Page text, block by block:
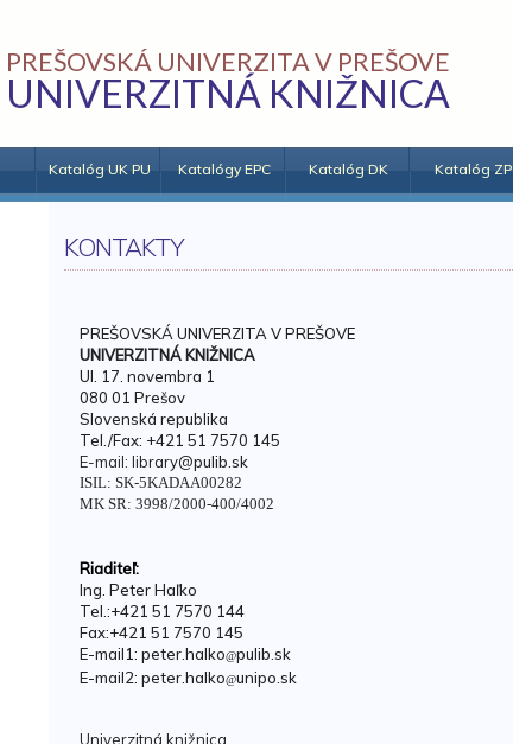
PREŠOVSKÁ UNIVERZITA V PREŠOVE
UNIVERZITNÁ KNIŽNICA
Katalóg UK PU Katalógy EPC Katalóg DK Katalóg ZP
KONTAKTY
PREŠOVSKÁ UNIVERZITA V PREŠOVE
UNIVERZITNÁ KNIŽNICA
Ul. 17. novembra 1
080 01 Prešov
Slovenská republika
Tel./Fax: +421 51 7570 145
E-mail: library@pulib.sk
ISIL: SK-5KADAA00282
MK SR: 3998/2000-400/4002
Riaditeľ:
Ing. Peter Haľko
Tel.:+421 51 7570 144
Fax:+421 51 7570 145
E-mail1: peter.halko@pulib.sk
E-mail2: peter.halko@unipo.sk
Univerzitná knižnica